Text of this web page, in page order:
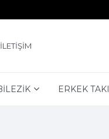
İLETİŞİM
ERKEK TAKI